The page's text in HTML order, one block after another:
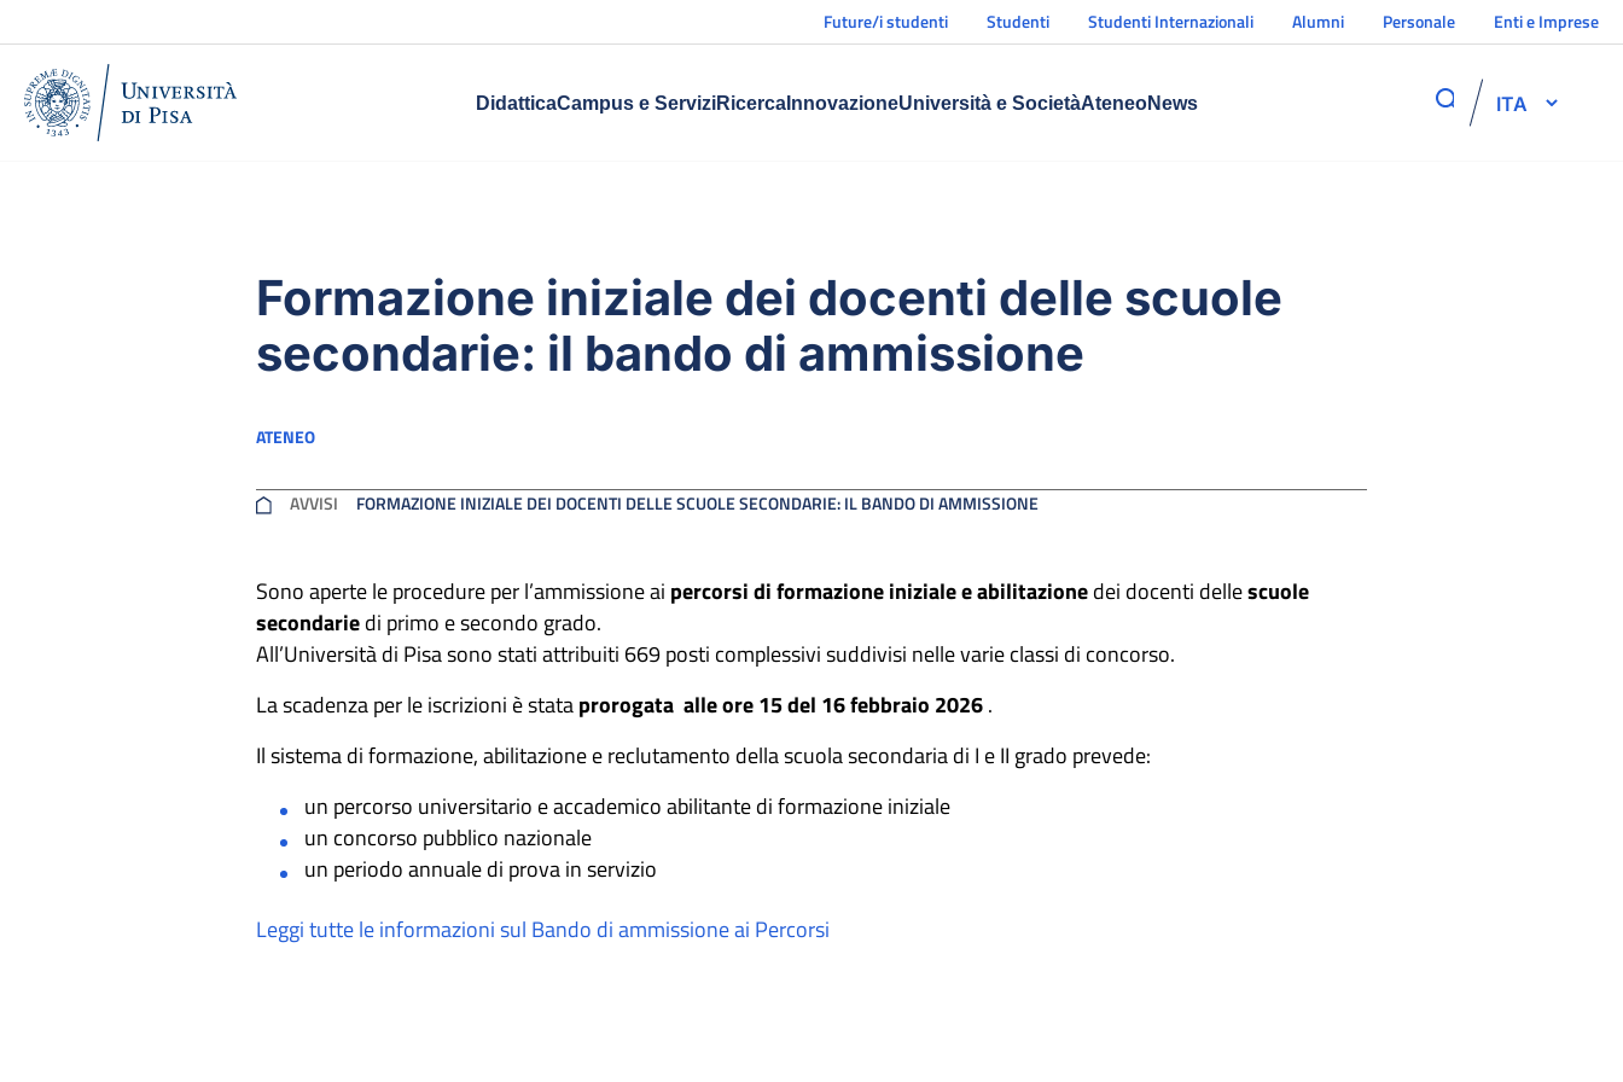
Future/i studenti Studenti Studenti Internazionali Alumni Personale Enti e Imprese
DidatticaCampus e ServiziRicercaInnovazioneUniversità e SocietàAteneoNews ITA
Formazione iniziale dei docenti delle scuole
secondarie: il bando di ammissione
ATENEO
AVVISI FORMAZIONE INIZIALE DEI DOCENTI DELLE SCUOLE SECONDARIE: IL BANDO DI AMMISSIONE
Sono aperte le procedure per l’ammissione ai percorsi di formazione iniziale e abilitazionedei docenti dellescuole
secondariedi primo e secondo grado.
All’Università di Pisa sono stati attribuiti 669 posti complessivi suddivisi nelle varie classi di concorso.
La scadenza per le iscrizioni è stataprorogata alle ore 15 del 16 febbraio 2026.
Il sistema di formazione, abilitazione e reclutamento della scuola secondaria di I e II grado prevede:
un percorso universitario e accademico abilitante di formazione iniziale
un concorso pubblico nazionale
un periodo annuale di prova in servizio
Leggi tutte le informazioni sul Bando di ammissione ai Percorsi